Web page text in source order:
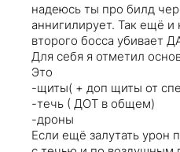
надеюсь ты про билд
аннигилирует. Так ещё
второго босса убивает
Для себя я отметил
Это
-щиты( + доп щиты от
-течь ( ДОТ в общем)
-дроны
Если ещё залутать урон